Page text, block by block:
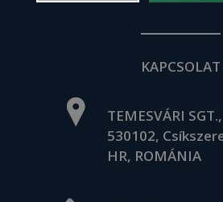
KAPCSOLAT
TEMESVÁRI
530102,
HR, ROMÁNIA